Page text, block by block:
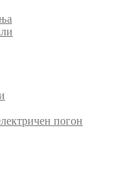
погон